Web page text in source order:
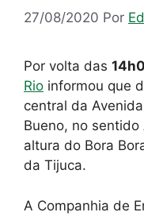
27/08/2020 Por
Por volta das
Rio informou que
central da
Bueno, no
altura do Bora
da Tijuca.
A Companhia de